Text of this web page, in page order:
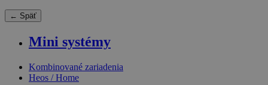
← Späť
Mini systémy
Kombinované zariadenia
Heos / Home